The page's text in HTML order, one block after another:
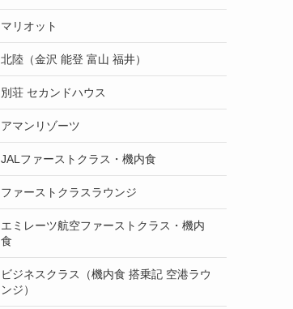
マリオット
北陸（金沢 能登 富山 福井）
別荘 セカンドハウス
アマンリゾーツ
JALファーストクラス・機内食
ファーストクラスラウンジ
エミレーツ航空ファーストクラス・機内
食
ビジネスクラス（機内食 搭乗記 空港ラウ
ンジ）